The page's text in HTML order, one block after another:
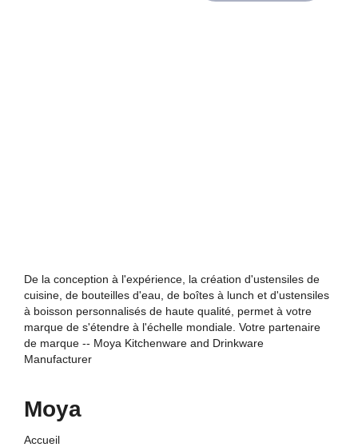
De la conception à l'expérience, la création d'ustensiles de
cuisine, de bouteilles d'eau, de boîtes à lunch et d'ustensiles
à boisson personnalisés de haute qualité, permet à votre
marque de s'étendre à l'échelle mondiale. Votre partenaire
de marque -- Moya Kitchenware and Drinkware
Manufacturer
Moya
Accueil